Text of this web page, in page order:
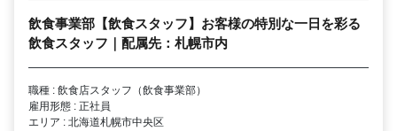
飲食事業部【飲食スタッフ】お客様の特別な一日を彩る
飲食スタッフ｜配属先：札幌市内
職種 : 飲食店スタッフ（飲食事業部）
雇用形態 : 正社員
エリア : 北海道札幌市中央区